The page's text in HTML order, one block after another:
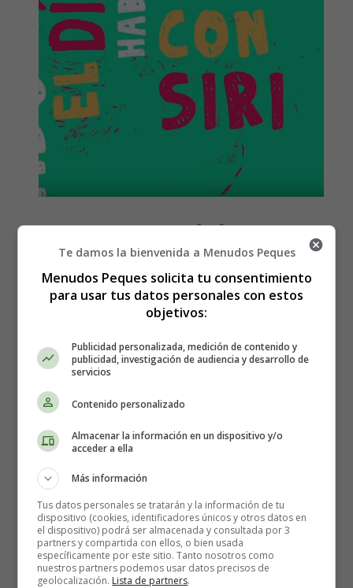
Letra y Música de la canción,
Pobre Siri, de Estopa
Me paso el día hablando con Siri
No sé donde voy a llegar
Ella es mi chica, mi amor, mi confidente
Y nos llevamos fenomenal
Ella es mi guía, mi estrella más al norte
Te damos la bienvenida a Menudos Peques
Menudos Peques solicita tu consentimiento
para usar tus datos personales con estos
objetivos:
Publicidad personalizada, medición de contenido y
publicidad, investigación de audiencia y desarrollo de
servicios
Contenido personalizado
Almacenar la información en un dispositivo y/o
acceder a ella
Más información
Tus datos personales se tratarán y la información de tu
dispositivo (cookies, identificadores únicos y otros datos en
el dispositivo) podrá ser almacenada y consultada por 3
partners y compartida con ellos, o bien usada
específicamente por este sitio. Tanto nosotros como
nuestros partners podemos usar datos precisos de
geolocalización. Lista de partners.